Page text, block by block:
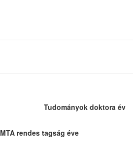
Tudományok doktora év
MTA rendes tagság éve